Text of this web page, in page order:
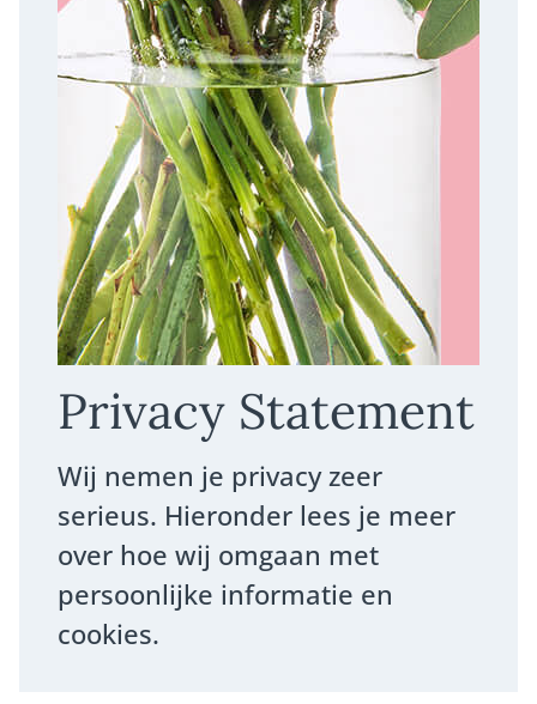
Privacy Statement
Wij nemen je privacy zeer
serieus. Hieronder lees je meer
over hoe wij omgaan met
persoonlijke informatie en
cookies.